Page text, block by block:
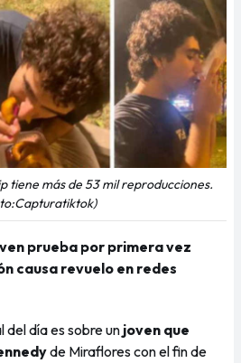
tiene más de 53 mil reproducciones.
prueba por primera vez
causa revuelo en redes
del día es sobre un joven que
de Miraflores con el fin de